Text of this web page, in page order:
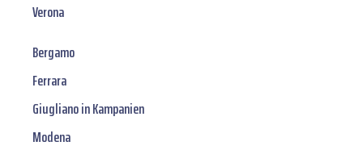
Verona
Bergamo
Ferrara
Giugliano in Kampanien
Modena